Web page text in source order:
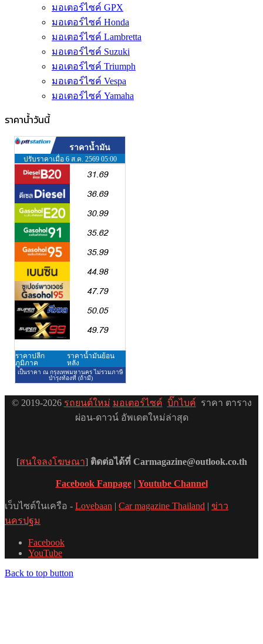
มอเตอร์ไซค์ GPX
มอเตอร์ไซค์ Honda
มอเตอร์ไซค์ Lambretta
มอเตอร์ไซค์ Suzuki
มอเตอร์ไซค์ Triumph
มอเตอร์ไซค์ Vespa
มอเตอร์ไซค์ Yamaha
ราคาน้ำวันนี้
© 2019-2026 รถยนต์ใหม่ มอเตอร์ไซค์ บิ๊กไบค์ ราคา ตาราง
ผ่อน-ดาวน์ อัพเดตใหม่ล่าสุด
[สนใจลงโฆษณา] ติดต่อได้ที่ Carmagazine@outlook.co.th
Facebook Fanpage| Youtube Channel
เว็บไซต์ในเครือ - Lovebaan | Car magazine Thailand | ข่าว
นครปฐม
Facebook
YouTube
Back to top button